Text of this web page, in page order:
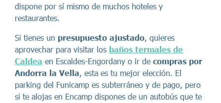
dispone por sí mismo de muchos hoteles y
restaurantes.
Si tienes un presupuesto ajustado, quieres
aprovechar para visitar los baños termales de
Caldea en Escaldes-Engordany o ir de compras por
Andorra la Vella, esta es tu mejor elección. El
parking del Funicamp es subterráneo y de pago, pero
si te alojas en Encamp dispones de un autobús que te